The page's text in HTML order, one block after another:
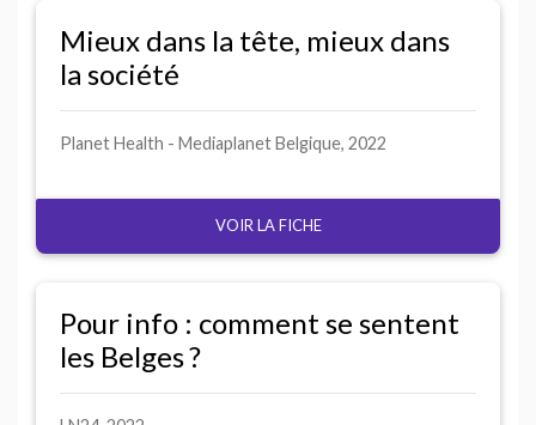
Mieux dans la tête, mieux dans
la société
Planet Health - Mediaplanet Belgique, 2022
VOIR LA FICHE
Pour info : comment se sentent
les Belges?